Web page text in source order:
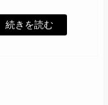
続きを読む